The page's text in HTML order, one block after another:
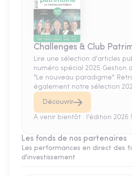
Challenges & Club
Lire une sélection d'articles
numéro spécial 2025 Gestion
"Le nouveau paradigme".
également notre sélection
Découvrir
A venir bientôt : l'édition 2026 !
Les fonds de nos partenaires
Les performances en direct des
d'investissement